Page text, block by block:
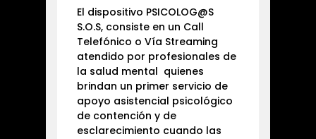
El dispositivo PSICOLOG@S
S.O.S, consiste en un Call
Telefónico o Vía Streaming
atendido por profesionales de
la salud mental quienes
brindan un primer servicio de
apoyo asistencial psicológico
de contención y de
esclarecimiento cuando las